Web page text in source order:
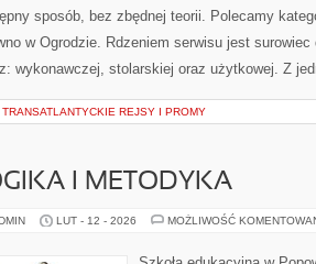
sposób, bez zbędnej teorii. Polecamy
w Ogrodzie. Rdzeniem serwisu jest
wykonawczej, stolarskiej oraz użytkowej. Z
TRANSATLANTYCKIE REJSY I PROMY
I METODYKA
LUT - 12 - 2026 MOŻLIWOŚĆ